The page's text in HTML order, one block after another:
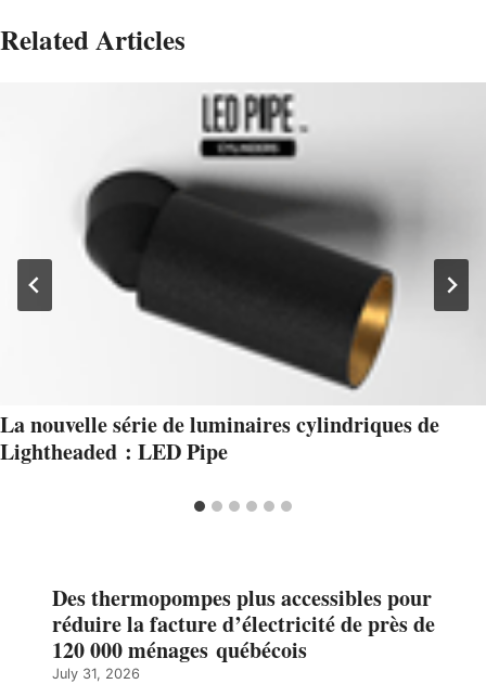
Related Articles
La nouvelle série de luminaires cylindriques de
Lightheaded : LED Pipe
Des thermopompes plus accessibles pour
réduire la facture d’électricité de près de
120 000 ménages québécois
July 31, 2026